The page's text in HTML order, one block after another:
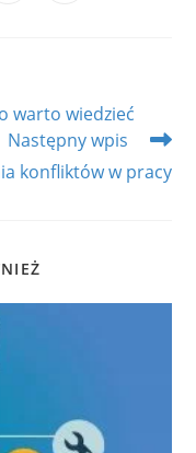
warto wiedzieć
Następny wpis
konfliktów w pracy